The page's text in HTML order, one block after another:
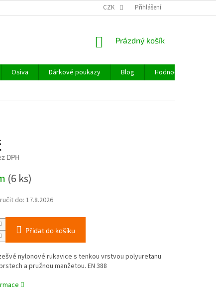
CZK Přihlášení
NÁKUPNÍ
Prázdný košík
Osiva Dárkové poukazy Blog
Hodnocení obchodu
DPH
(6 ks)
do: 17.8.2026
Přidat do košíku
nylonové rukavice s tenkou vrstvou polyuretanu
a pružnou manžetou. EN 388